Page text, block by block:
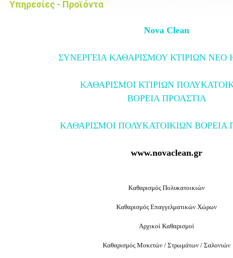
Υπηρεσίες - Προϊόντα
Nova Clean
ΣΥΝΕΡΓΕΙΑ ΚΑΘΑΡΙΣΜΟΥ ΚΤΙΡΙΩΝ ΝΕΟ
ΚΑΘΑΡΙΣΜΟΙ ΚΤΙΡΙΩΝ
ΒΟΡΕΙΑ ΠΡΟΑΣΤΙΑ
ΚΑΘΑΡΙΣΜΟΙ ΠΟΛΥΚΑΤΟΙΚΙΩΝ ΒΟΡΕΙΑ
www.novaclean.gr
Καθαρισμός Πολυκατοικιών
Καθαρισμός Επαγγελματικών Χώρων
Αρχικοί Καθαρισμοί
Καθαρισμός Μοκετών / Στρωμάτων / Σαλονιών